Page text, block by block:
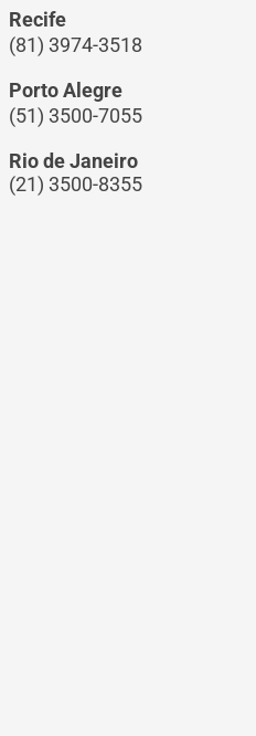
Recife
(81) 3974-3518
Porto Alegre
(51) 3500-7055
Rio de Janeiro
(21) 3500-8355